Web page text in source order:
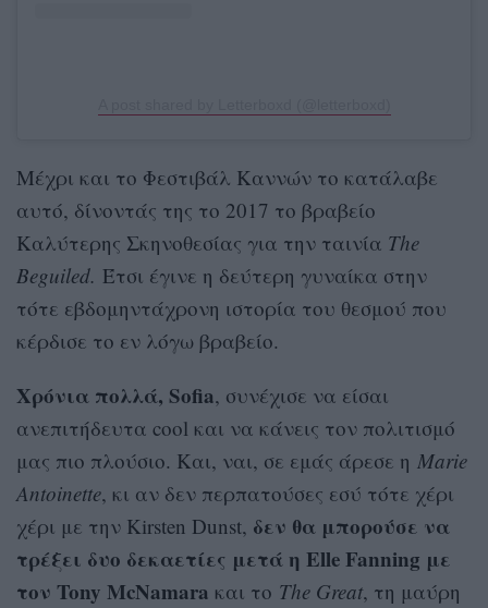
Μέχρι και το Φεστιβάλ Καννών το κατάλαβε
αυτό, δίνοντάς της το 2017 το βραβείο
Καλύτερης Σκηνοθεσίας για την ταινία The
Beguiled. Έτσι έγινε η δεύτερη γυναίκα στην
τότε εβδομηντάχρονη ιστορία του θεσμού που
κέρδισε το εν λόγω βραβείο.
Χρόνια πολλά, Sofia, συνέχισε να είσαι
ανεπιτήδευτα cool και να κάνεις τον πολιτισμό
μας πιο πλούσιο. Και, ναι, σε εμάς άρεσε η Marie
Antoinette, κι αν δεν περπατούσες εσύ τότε χέρι
χέρι με την Kirsten Dunst, δεν θα μπορούσε να
τρέξει δυο δεκαετίες μετά η Elle Fanning με
τον Tony McNamara και το The Great, τη μαύρη